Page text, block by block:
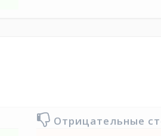
Отрицательные